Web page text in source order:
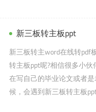
新三板转主板ppt
新三板转主word在线转pdf
转主板ppt呢?相信很多小
在写自己的毕业论文或者
候，会遇到新三板转主板